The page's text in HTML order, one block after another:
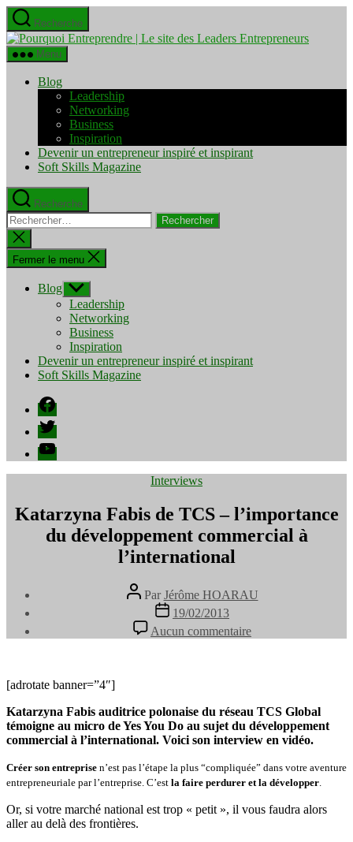
Aller
au
contenu
Recherche
Pourquoi
Menu
Blog
Leadership
Networking
Business
Inspiration
Devenir un entrepreneur inspiré et inspirant
Soft Skills Magazine
Recherche
Rechercher :
Fermer
la
recherche
Fermer le menu
Blog Afficher
le
sous-
menu
Leadership
Networking
Business
Inspiration
Devenir un entrepreneur inspiré et inspirant
Soft Skills Magazine
Facebook
Twitter
YouTube
Catégories
Interviews
Katarzyna Fabis de TCS – l’importance
du développement commercial à
l’international
Auteur
de
l’article
Par Jérôme HOARAU
Date
l’article
19/02/2013
Aucun commentaire
Katarzyna
l’importance
du
développement
à
l’international
[adrotate banner=”4″]
Katarzyna Fabis auditrice polonaise du réseau TCS Global
témoigne au micro de Yes You Do au sujet du développement
commercial à l’international. Voici son interview en vidéo.
Créer son entreprise n’est pas l’étape la plus “compliquée” dans votre aventure
entrepreneuriale par l’entreprise. C’est la faire perdurer et la développer
Or, si votre marché national est trop « petit », il vous faudra alors
aller au delà des frontières.